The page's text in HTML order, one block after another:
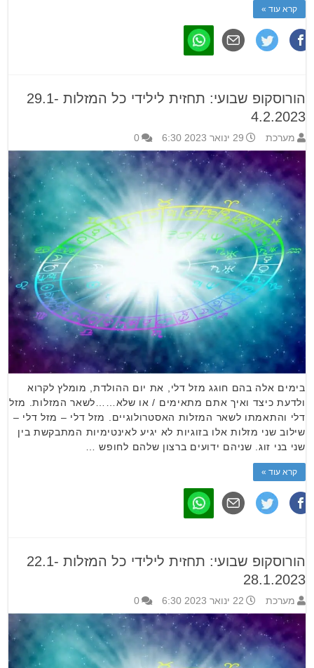
קרא עוד »
הורוסקופ שבועי: תחזית לילידי כל המזלות 29.1-
4.2.2023
מערכת 29 ינואר 2023 6:30 0
בימים אלה בהם חוגג מזל דלי, את יום ההולדת, מומלץ לקרוא
ולדעת כיצד ואיך אתם מתאימים / או שלא……לשאר המזלות. מזל
דלי והתאמתו לשאר המזלות האסטרולוגיים. מזל דלי – מזל דלי –
שילוב שני מזלות אלו בזוגיות לא יגיע לאינטימיות המתבקשת בין
שני בני זוג. שניהם ידועים ברצון שלהם לחופש …
קרא עוד »
הורוסקופ שבועי: תחזית לילידי כל המזלות 22.1-
28.1.2023
מערכת 22 ינואר 2023 6:30 0